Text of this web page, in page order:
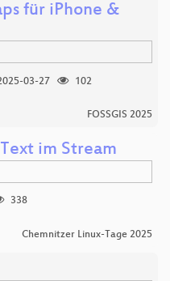
für iPhone &
03-27
102
FOSSGIS 2025
im Stream
338
Chemnitzer Linux-Tage 2025